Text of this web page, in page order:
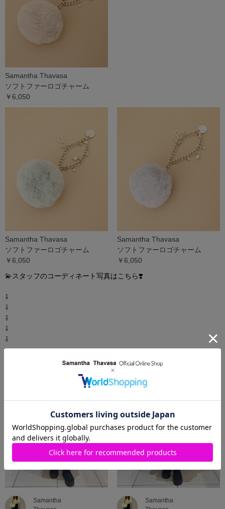
Samantha Thavasa
ソフトファーロゴチャーム
￥6,050
Samantha Thavasa
ソフトファーロゴチャーム
￥6,050
Samantha Thavasa
ソフトファーロゴチャーム
￥6,050
💫スタッフのコーディネート写真はこちら❣️
⇩
⇩
⇩
⇩
⇩
Samantha
Samantha